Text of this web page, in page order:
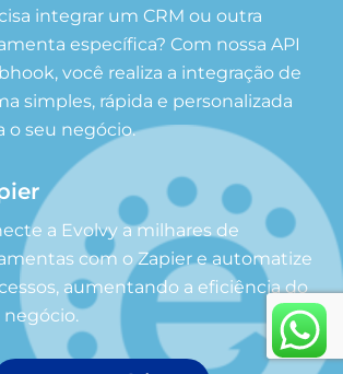
integrar um CRM ou outra
específica? Com nossa API
você realiza a integração de
simples, rápida e personalizada
o seu negócio.
a Evolvy a milhares de
com o Zapier e automatize
aumentando a eficiência do
negócio.